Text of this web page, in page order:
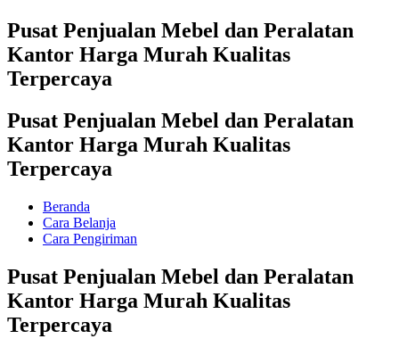
Pusat Penjualan Mebel dan Peralatan
Kantor Harga Murah Kualitas
Terpercaya
Pusat Penjualan Mebel dan Peralatan
Kantor Harga Murah Kualitas
Terpercaya
Beranda
Cara Belanja
Cara Pengiriman
Pusat Penjualan Mebel dan Peralatan
Kantor Harga Murah Kualitas
Terpercaya